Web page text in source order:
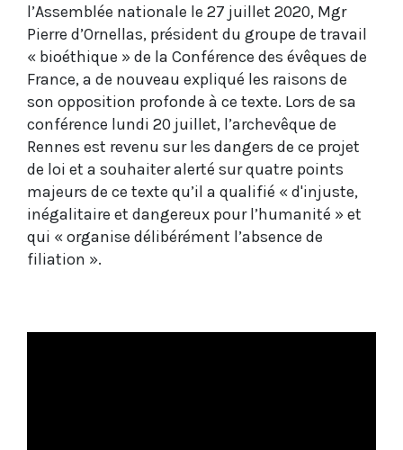
l’Assemblée nationale le 27 juillet 2020, Mgr
Pierre d’Ornellas, président du groupe de travail
« bioéthique » de la Conférence des évêques de
France, a de nouveau expliqué les raisons de
son opposition profonde à ce texte. Lors de sa
conférence lundi 20 juillet, l’archevêque de
Rennes est revenu sur les dangers de ce projet
de loi et a souhaiter alerté sur quatre points
majeurs de ce texte qu’il a qualifié « d'injuste,
inégalitaire et dangereux pour l’humanité » et
qui « organise délibérément l’absence de
filiation ».